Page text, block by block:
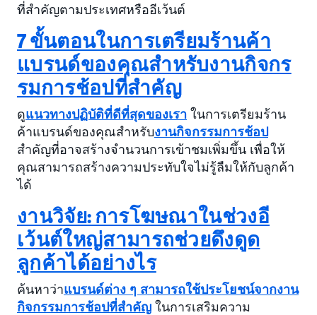
ที่สำคัญตามประเทศหรืออีเว้นต์
7 ขั้นตอนในการเตรียมร้านค้า
แบรนด์ของคุณสำหรับงานกิจกร
รมการช้อปที่สำคัญ
ดูแนวทางปฏิบัติที่ดีที่สุดของเรา ในการเตรียมร้าน
ค้าแบรนด์ของคุณสำหรับงานกิจกรรมการช้อป
สำคัญที่อาจสร้างจำนวนการเข้าชมเพิ่มขึ้น เพื่อให้
คุณสามารถสร้างความประทับใจไม่รู้ลืมให้กับลูกค้า
ได้
งานวิจัย: การโฆษณาในช่วงอี
เว้นต์ใหญ่สามารถช่วยดึงดูด
ลูกค้าได้อย่างไร
ค้นหาว่าแบรนด์ต่าง ๆ สามารถใช้ประโยชน์จากงาน
กิจกรรมการช้อปที่สำคัญ ในการเสริมความ